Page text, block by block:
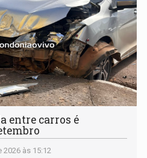
entre carros é
2026 às 15:12